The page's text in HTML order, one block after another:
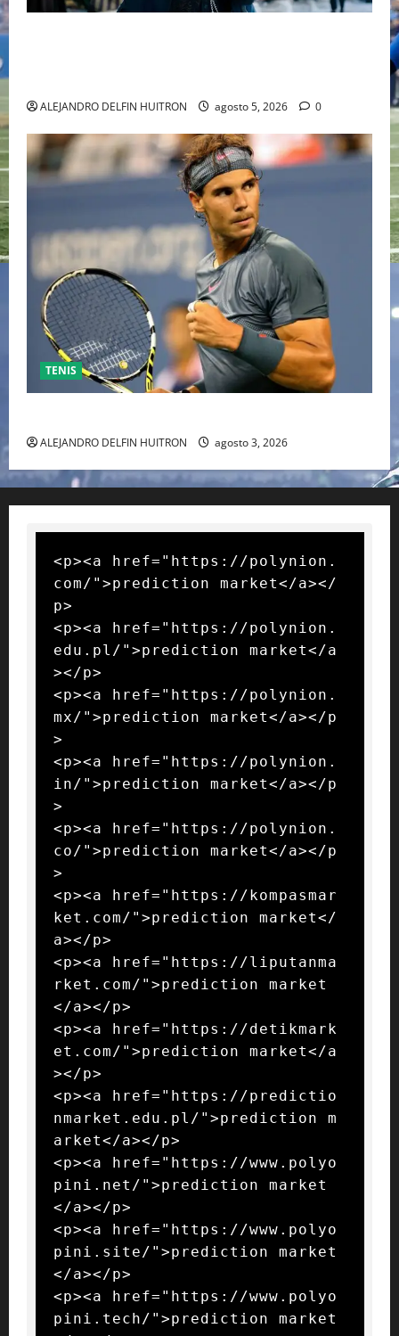
ALEJANDRO DELFIN HUITRON agosto 5, 2026 0
TENIS
ALEJANDRO DELFIN HUITRON agosto 3, 2026
<p><a href="https://polynion.
com/">prediction market</a></
p>
<p><a href="https://polynion.
edu.pl/">prediction market</a
></p>
<p><a href="https://polynion.
mx/">prediction market</a></p
>
<p><a href="https://polynion.
in/">prediction market</a></p
>
<p><a href="https://polynion.
co/">prediction market</a></p
>
<p><a href="https://kompasmar
ket.com/">prediction market</
a></p>
<p><a href="https://liputanma
rket.com/">prediction market
</a></p>
<p><a href="https://detikmark
et.com/">prediction market</a
></p>
<p><a href="https://predictio
nmarket.edu.pl/">prediction m
arket</a></p>
<p><a href="https://www.polyo
pini.net/">prediction market
</a></p>
<p><a href="https://www.polyo
pini.site/">prediction market
</a></p>
<p><a href="https://www.polyo
pini.tech/">prediction market